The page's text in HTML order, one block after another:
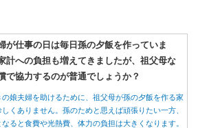
が仕事の日は毎日孫の夕飯を作っていま
計への負担も増えてきましたが、祖父母な
で協力するのが普通でしょうか？
の娘夫婦を助けるために、祖父母が孫の夕飯を作る家
しくありません。孫のためと思えば頑張りたい一方、
なると食費や光熱費、体力の負担は大きくなります。